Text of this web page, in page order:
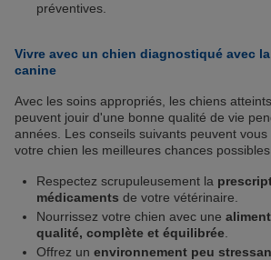
préventives.
Vivre avec un chien diagnostiqué avec
canine
Avec les soins appropriés, les chiens
peuvent jouir d'une bonne qualité de vie
années. Les conseils suivants peuvent
votre chien les meilleures chances
Respectez scrupuleusement la
médicaments de votre vétérinaire.
Nourrissez votre chien avec une
qualité, complète et équilibrée
Offrez un environnement peu